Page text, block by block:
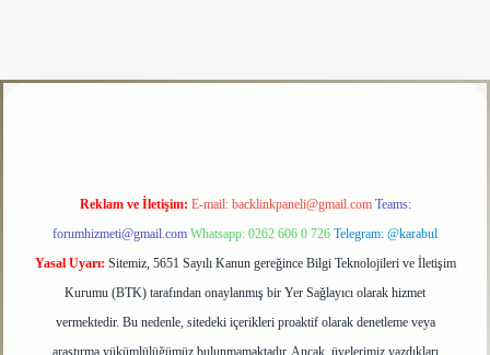
tulipbet
Reklam ve İletişim: E-mail: backlinkpaneli@gmail.com Teams:
forumhizmeti@gmail.com Whatsapp: 0262 606 0 726 Telegram: @karabul
Yasal Uyarı: Sitemiz, 5651 Sayılı Kanun gereğince Bilgi Teknolojileri ve İletişim
Kurumu (BTK) tarafından onaylanmış bir Yer Sağlayıcı olarak hizmet
vermektedir. Bu nedenle, sitedeki içerikleri proaktif olarak denetleme veya
araştırma yükümlülüğümüz bulunmamaktadır. Ancak, üyelerimiz yazdıkları